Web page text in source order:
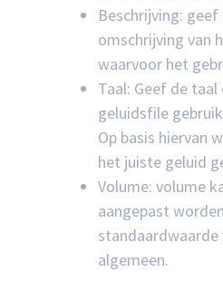
Beschrijving:
omschrijving van
waarvoor het
Taal: Geef de
geluidsfile
Op basis hiervan
het juiste geluid
Volume: volume
aangepast
algemeen.